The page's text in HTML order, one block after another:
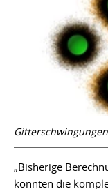
„Bisherige
konnten die